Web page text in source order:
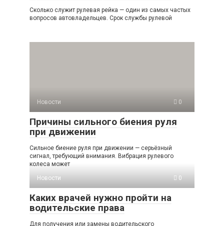
Сколько служит рулевая рейка — один из самых частых
вопросов автовладельцев. Срок службы рулевой
Новости 0
Причины сильного биения руля
при движении
Сильное биение руля при движении — серьёзный
сигнал, требующий внимания. Вибрация рулевого
колеса может
Новости
0
Каких врачей нужно пройти на
водительские права
Для получения или замены водительского